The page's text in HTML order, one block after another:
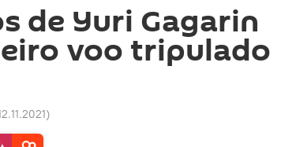
de Yuri Gagarin
voo tripulado
)